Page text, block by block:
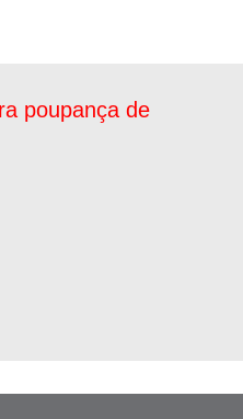
poupança de